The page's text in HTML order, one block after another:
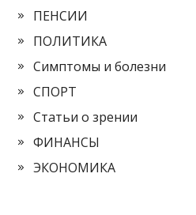
ПЕНСИИ
ПОЛИТИКА
Симптомы и болезни
СПОРТ
Статьи о зрении
ФИНАНСЫ
ЭКОНОМИКА